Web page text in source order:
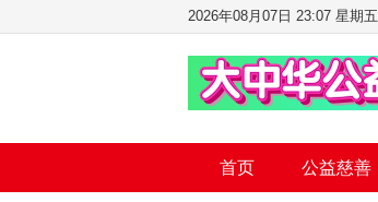
2026年08月07日 23:07 星期五
首页 公益慈善